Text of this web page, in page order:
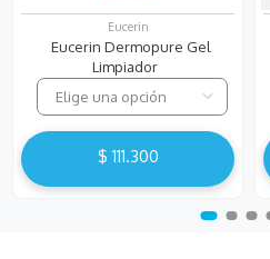
Eucerin
Eucerin Dermopure Gel
Limpiador
Elige una opción
$ 111.300